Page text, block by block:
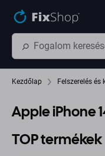
Kezdőlap Felszerelés és
Apple iPhone
TOP termékek